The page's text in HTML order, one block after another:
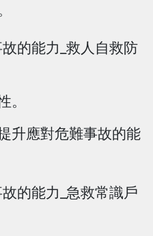
的能力_救人自救防
。
升應對危難事故的能
的能力_急救常識戶